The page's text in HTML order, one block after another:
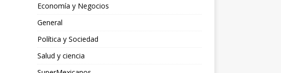
Economía y Negocios
General
Política y Sociedad
Salud y ciencia